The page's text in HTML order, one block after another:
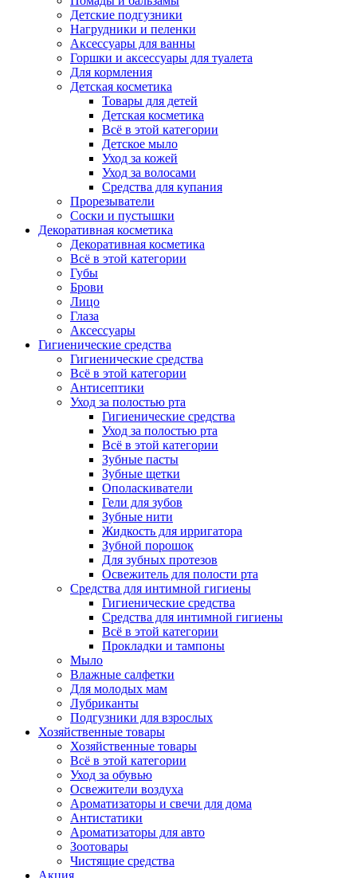
Детские подгузники
Нагрудники и пеленки
Аксессуары для ванны
Горшки и аксессуары для туалета
Для кормления
Детская косметика
Товары для детей
Детская косметика
Всё в этой категории
Детское мыло
Уход за кожей
Уход за волосами
Средства для купания
Прорезыватели
Соски и пустышки
Декоративная косметика
Декоративная косметика
Всё в этой категории
Губы
Брови
Лицо
Глаза
Аксессуары
Гигиенические средства
Гигиенические средства
Всё в этой категории
Антисептики
Уход за полостью рта
Гигиенические средства
Уход за полостью рта
Всё в этой категории
Зубные пасты
Зубные щетки
Ополаскиватели
Гели для зубов
Зубные нити
Жидкость для ирригатора
Зубной порошок
Для зубных протезов
Освежитель для полости рта
Средства для интимной гигиены
Гигиенические средства
Средства для интимной гигиены
Всё в этой категории
Прокладки и тампоны
Мыло
Влажные салфетки
Для молодых мам
Лубриканты
Подгузники для взрослых
Хозяйственные товары
Хозяйственные товары
Всё в этой категории
Уход за обувью
Освежители воздуха
Ароматизаторы и свечи для дома
Антистатики
Ароматизаторы для авто
Зоотовары
Чистящие средства
Акция